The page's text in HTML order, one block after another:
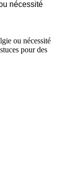
nécessité
ou nécessité
pour des